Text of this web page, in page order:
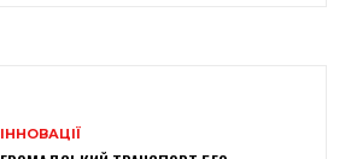
ІННОВАЦІЇ